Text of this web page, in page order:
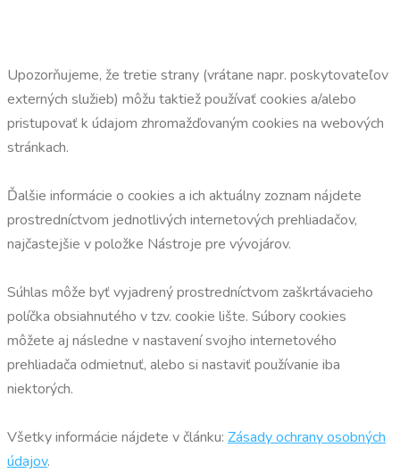
Upozorňujeme, že tretie strany (vrátane napr. poskytovateľov
externých služieb) môžu taktiež používať cookies a/alebo
pristupovať k údajom zhromažďovaným cookies na webových
stránkach.
Ďalšie informácie o cookies a ich aktuálny zoznam nájdete
prostredníctvom jednotlivých internetových prehliadačov,
najčastejšie v položke Nástroje pre vývojárov.
Súhlas môže byť vyjadrený prostredníctvom zaškrtávacieho
políčka obsiahnutého v tzv. cookie lište. Súbory cookies
môžete aj následne v nastavení svojho internetového
prehliadača odmietnuť, alebo si nastaviť používanie iba
niektorých.
Všetky informácie nájdete v článku: Zásady ochrany osobných
údajov.